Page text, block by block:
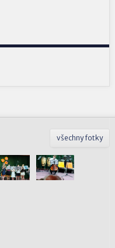
všechny fotky